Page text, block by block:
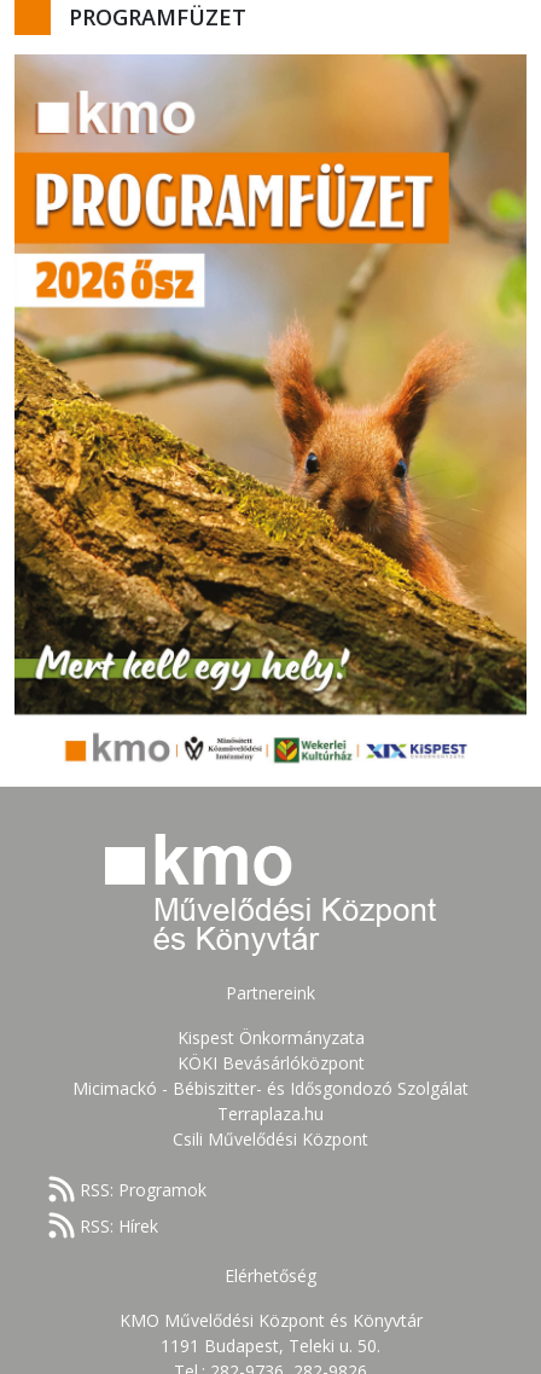
PROGRAMFÜZET
Partnereink
Kispest Önkormányzata
KÖKI Bevásárlóközpont
Micimackó - Bébiszitter- és Idősgondozó Szolgálat
Terraplaza.hu
Csili Művelődési Központ
RSS: Programok
RSS: Hírek
Elérhetőség
KMO Művelődési Központ és Könyvtár
1191 Budapest, Teleki u. 50.